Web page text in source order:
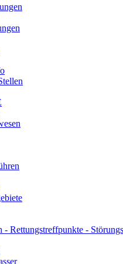
Rettungstreffpunkte -